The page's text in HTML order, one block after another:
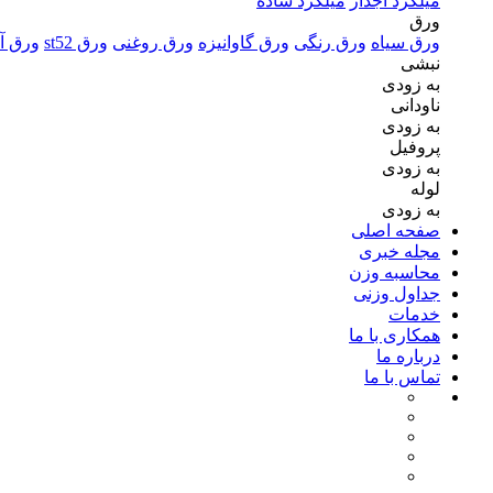
ورق
ورق سیاه ورق رنگی ورق گاوانیزه ورق روغنی ورق st52
ورق
نبشی
به زودی
ناودانی
به زودی
پروفیل
به زودی
لوله
به زودی
صفحه اصلی
مجله خبری
محاسبه وزن
جداول وزنی
خدمات
همکاری با ما
درباره ما
تماس با ما